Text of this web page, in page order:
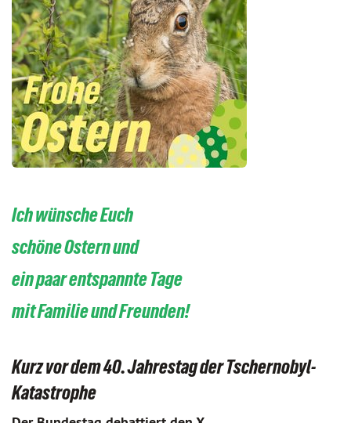
Ich wünsche Euch
schöne Ostern und
ein paar entspannte Tage
mit Familie und Freunden!
Kurz vor dem 40. Jahrestag der Tschernobyl-
Katastrophe